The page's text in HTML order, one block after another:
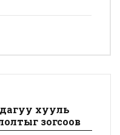
дагуу хууль
зогсоов